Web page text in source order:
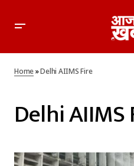
Home»Delhi AIIMS Fire
Delhi AIIMS